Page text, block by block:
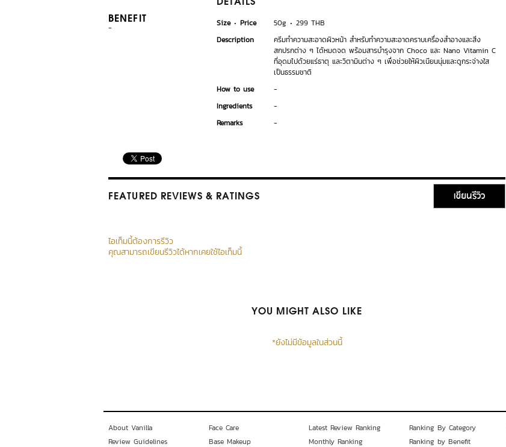
BENEFIT
-
DETAILS
Size Price 50g
299 THB
Description
ครีมทำความสะอาดผิวหน้า สำหรับทำความสะอาดคราบเครื่องสำอางและสิ่ง
สกปรกต่าง ๆ ได้หมดจด พร้อมสารบำรุงจาก Choco และ Nano Vitamin C
ที่อุดมไปด้วยแร่ธาตุ และวิตามินต่าง ๆ เพื่อช่วยให้ผิวเนียนนุ่มและดูกระจ่างใส
เป็นธรรมชาติ
How to use
-
Ingredients
-
Remarks
-
FEATURED REVIEWS & RATINGS เขียนรีวิว
ไอเท็มนี้ต้องการรีวิว
คุณสามารถเขียนรีวิวได้หากเคยใช้ไอเท็มนี้
YOU MIGHT ALSO LIKE
*ยังไม่มีข้อมูลในส่วนนี้
About Vanilla
Review Guidelines
Face Care
Base Makeup
Latest Review Ranking
Monthly Ranking
Ranking By Category
Ranking by Benefit